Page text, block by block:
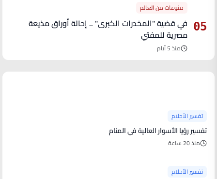
05
منوعات من العالم
في قضية "المخدرات الكبرى" .. إحالة أوراق مذيعة
مصرية للمفتي
منذ 5 أيام
تفسير الأحلام
تفسير رؤيا الأسوار العالية في المنام
منذ 20 ساعة
تفسير الأحلام